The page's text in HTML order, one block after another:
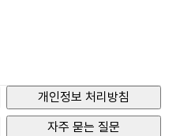
개인정보 처리방침
자주 묻는 질문